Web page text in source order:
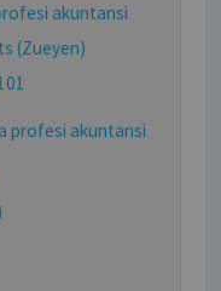
akuntansi
(Zueyen)
profesi akuntansi